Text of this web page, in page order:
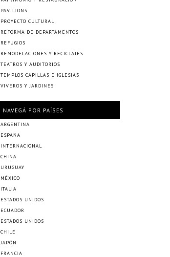
PAVILIONS
PROYECTO CULTURAL
REFORMA DE DEPARTAMENTOS
REFUGIOS
REMODELACIONES Y RECICLAJES
TEATROS Y AUDITORIOS
TEMPLOS CAPILLAS E IGLESIAS
VIVEROS Y JARDINES
NAVEGÁ POR PAÍSES
ARGENTINA
ESPAÑA
INTERNACIONAL
CHINA
URUGUAY
MÉXICO
ITALIA
ESTADOS UNIDOS
ECUADOR
ESTADOS UNIDOS
CHILE
JAPÓN
FRANCIA